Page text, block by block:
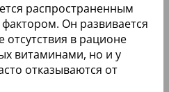
распространенным
Он развивается
отсутствия в рационе
витаминами, но и у
отказываются от